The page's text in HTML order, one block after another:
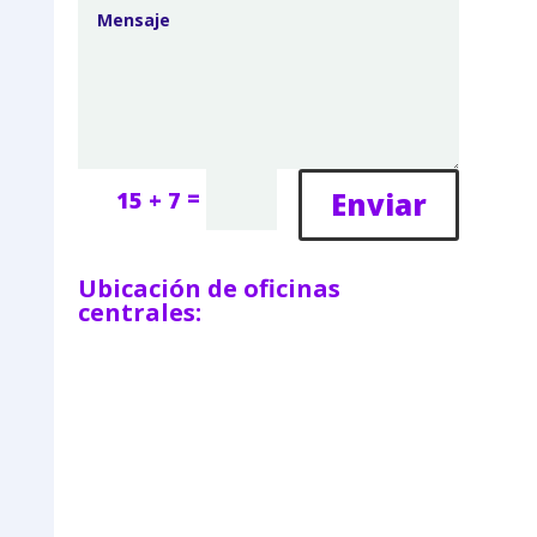
15 + 7 = Enviar
Ubicación de oficinas
centrales: